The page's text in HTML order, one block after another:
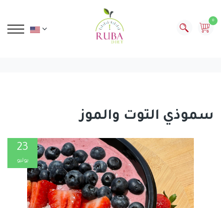
0
سموذي التوت والموز
23
يوليو